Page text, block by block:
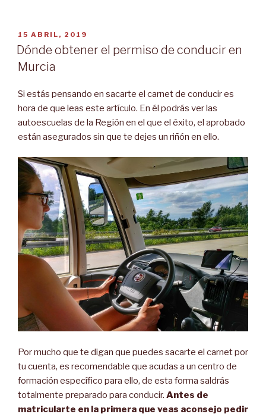
PUBLICADO
EL
15 ABRIL, 2019
Dónde obtener el permiso de conducir en
Murcia
Si estás pensando en sacarte el carnet de conducir es
hora de que leas este artículo. En él podrás ver las
autoescuelas de la Región en el que el éxito, el aprobado
están asegurados sin que te dejes un riñón en ello.
Por mucho que te digan que puedes sacarte el carnet por
tu cuenta, es recomendable que acudas a un centro de
formación específico para ello, de esta forma saldrás
totalmente preparado para conducir. Antes de
matricularte en la primera que veas aconsejo pedir